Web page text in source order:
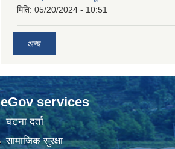
मिति: 05/20/2024 - 10:51
अन्य
eGov services
घटना दर्ता
सामाजिक सुरक्षा